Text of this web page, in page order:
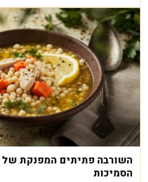
השורבה פתיתים המפנקת של
הסמיכות